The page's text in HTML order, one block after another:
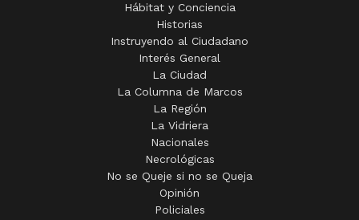
Hábitat y Conciencia
Historias
Instruyendo al Ciudadano
Interés General
La Ciudad
La Columna de Marcos
La Región
La Vidriera
Nacionales
Necrológicas
No se Queje si no se Queja
Opinión
Policiales